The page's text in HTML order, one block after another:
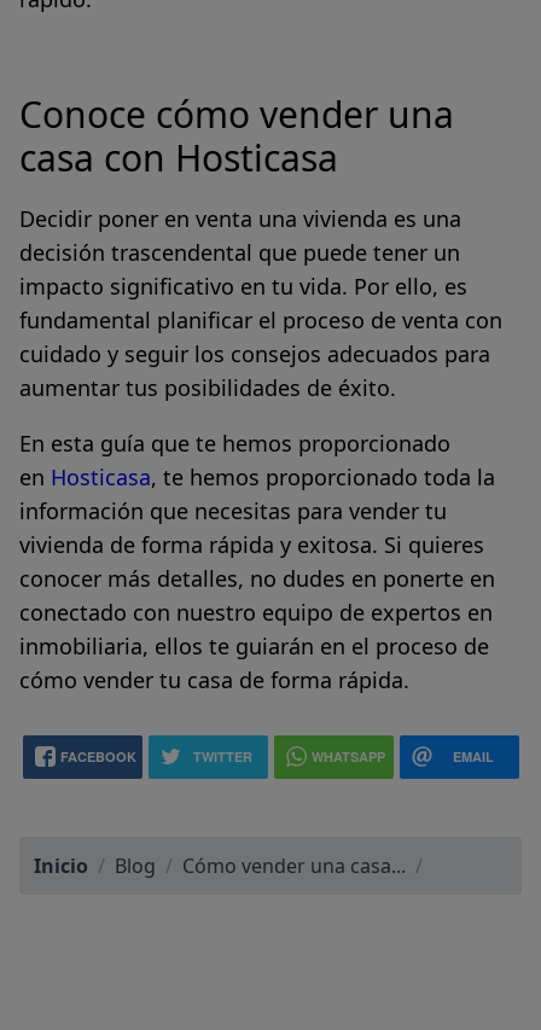
Conoce cómo vender una
casa con Hosticasa
Decidir poner en venta una vivienda es una
decisión trascendental que puede tener un
impacto significativo en tu vida. Por ello, es
fundamental planificar el proceso de venta con
cuidado y seguir los consejos adecuados para
aumentar tus posibilidades de éxito.
En esta guía que te hemos proporcionado
en Hosticasa, te hemos proporcionado toda la
información que necesitas para vender tu
vivienda de forma rápida y exitosa. Si quieres
conocer más detalles, no dudes en ponerte en
conectado con nuestro equipo de expertos en
inmobiliaria, ellos te guiarán en el proceso de
cómo vender tu casa de forma rápida.
FACEBOOK TWITTER WHATSAPP EMAIL
Inicio / Blog / Cómo vender una casa... /